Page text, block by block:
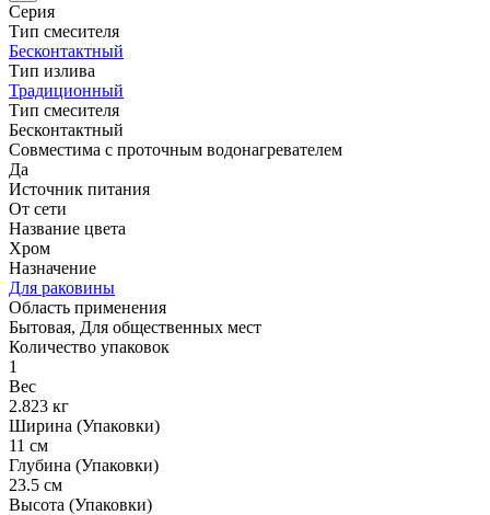
Серия
Тип смесителя
Бесконтактный
Тип излива
Традиционный
Тип смесителя
Бесконтактный
Совместима с проточным водонагревателем
Да
Источник питания
От сети
Название цвета
Хром
Назначение
Для раковины
Область применения
Бытовая, Для общественных мест
Количество упаковок
1
Вес
2.823 кг
Ширина (Упаковки)
11 см
Глубина (Упаковки)
23.5 см
Высота (Упаковки)